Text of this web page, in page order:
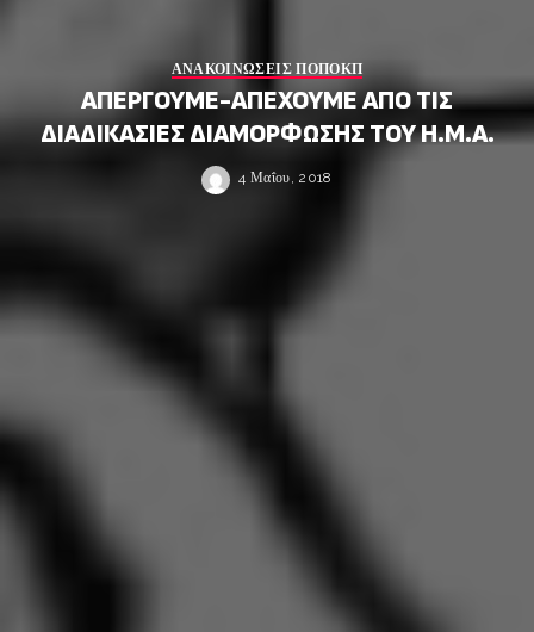
ΑΝΑΚΟΙΝΩΣΕΙΣ ΠΟΠΟΚΠ
ΑΠΕΡΓΟΥΜΕ-ΑΠΕΧΟΥΜΕ ΑΠΟ ΤΙΣ
ΔΙΑΔΙΚΑΣΙΕΣ ΔΙΑΜΟΡΦΩΣΗΣ ΤΟΥ Η.Μ.Α.
4 Μαΐου, 2018